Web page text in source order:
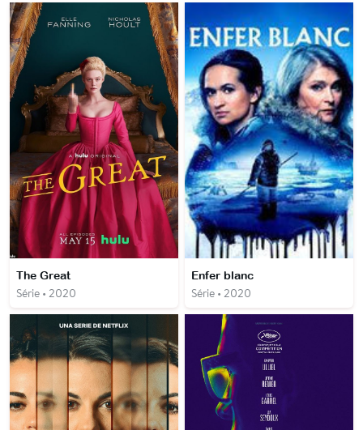
The Great
Série • 2020
Enfer blanc
Série • 2020